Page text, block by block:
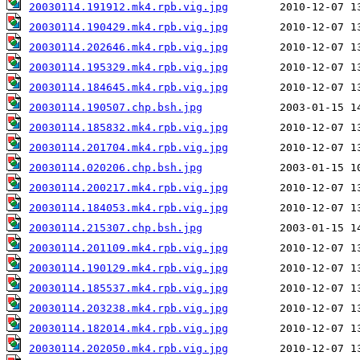
20030114.191912.mk4.rpb.vig.jpg
20030114.190429.mk4.rpb.vig.jpg
20030114.202646.mk4.rpb.vig.jpg
20030114.195329.mk4.rpb.vig.jpg
20030114.184645.mk4.rpb.vig.jpg
20030114.190507.chp.bsh.jpg
20030114.185832.mk4.rpb.vig.jpg
20030114.201704.mk4.rpb.vig.jpg
20030114.020206.chp.bsh.jpg
20030114.200217.mk4.rpb.vig.jpg
20030114.184053.mk4.rpb.vig.jpg
20030114.215307.chp.bsh.jpg
20030114.201109.mk4.rpb.vig.jpg
20030114.190129.mk4.rpb.vig.jpg
20030114.185537.mk4.rpb.vig.jpg
20030114.203238.mk4.rpb.vig.jpg
20030114.182014.mk4.rpb.vig.jpg
20030114.202050.mk4.rpb.vig.jpg